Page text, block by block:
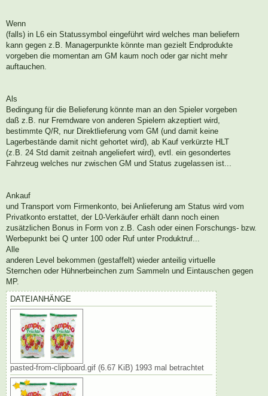
Wenn
(falls) in L6 ein Statussymbol eingeführt wird welches man beliefern
kann gegen z.B. Managerpunkte könnte man gezielt Endprodukte
vorgeben die momentan am GM kaum noch oder gar nicht mehr
auftauchen.
Als
Bedingung für die Belieferung könnte man an den Spieler vorgeben
daß z.B. nur Fremdware von anderen Spielern akzeptiert wird,
bestimmte Q/R, nur Direktlieferung vom GM (und damit keine
Lagerbestände damit nicht gehortet wird), ab Kauf verkürzte HLT
(z.B. 24 Std damit zeitnah angeliefert wird), evtl. ein gesondertes
Fahrzeug welches nur zwischen GM und Status zugelassen ist...
Ankauf
und Transport vom Firmenkonto, bei Anlieferung am Status wird vom
Privatkonto erstattet, der L0-Verkäufer erhält dann noch einen
zusätzlichen Bonus in Form von z.B. Cash oder einen Forschungs- bzw.
Werbepunkt bei Q unter 100 oder Ruf unter Produktruf...
Alle
anderen Level bekommen (gestaffelt) wieder anteilig virtuelle
Sternchen oder Hühnerbeinchen zum Sammeln und Eintauschen gegen
MP.
DATEIANHÄNGE
pasted-from-clipboard.gif (6.67 KiB) 1993 mal betrachtet